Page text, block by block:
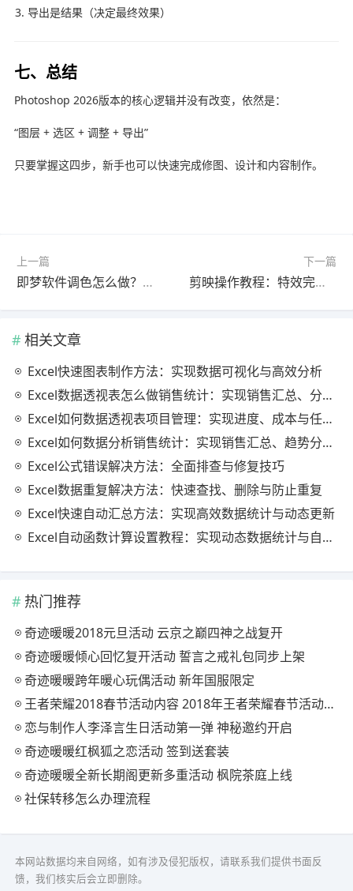
导出是结果（决定最终效果）
七、总结
Photoshop 2026版本的核心逻辑并没有改变，依然是：
“图层 + 选区 + 调整 + 导出”
只要掌握这四步，新手也可以快速完成修图、设计和内容制作。
上一篇
即梦软件调色怎么做？官方最新版使用教程（完整解析）
下一篇
剪映操作教程：特效完整教程官方最新版（常见问题解决）
相关文章
Excel快速图表制作方法：实现数据可视化与高效分析
Excel数据透视表怎么做销售统计：实现销售汇总、分析与动态监控
Excel如何数据透视表项目管理：实现进度、成本与任务的高效分析
Excel如何数据分析销售统计：实现销售汇总、趋势分析与业绩优化
Excel公式错误解决方法：全面排查与修复技巧
Excel数据重复解决方法：快速查找、删除与防止重复
Excel快速自动汇总方法：实现高效数据统计与动态更新
Excel自动函数计算设置教程：实现动态数据统计与自动更新
热门推荐
奇迹暖暖2018元旦活动 云京之巅四神之战复开
奇迹暖暖倾心回忆复开活动 誓言之戒礼包同步上架
奇迹暖暖跨年暖心玩偶活动 新年国服限定
王者荣耀2018春节活动内容 2018年王者荣耀春节活动大全
恋与制作人李泽言生日活动第一弹 神秘邀约开启
奇迹暖暖红枫狐之恋活动 签到送套装
奇迹暖暖全新长期阁更新多重活动 枫院茶庭上线
社保转移怎么办理流程
本网站数据均来自网络，如有涉及侵犯版权，请联系我们提供书面反
馈，我们核实后会立即删除。